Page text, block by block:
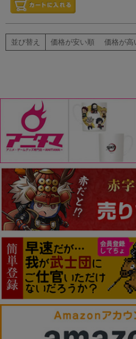
並び替え 価格が安い順 価格が高